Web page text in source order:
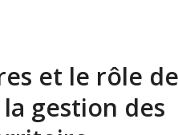
et le rôle de
gestion des